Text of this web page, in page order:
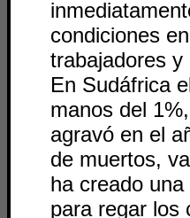
condiciones
trabajadores
En Sudáfrica
manos del
agravó en el
de muertos,
ha creado
para regar los